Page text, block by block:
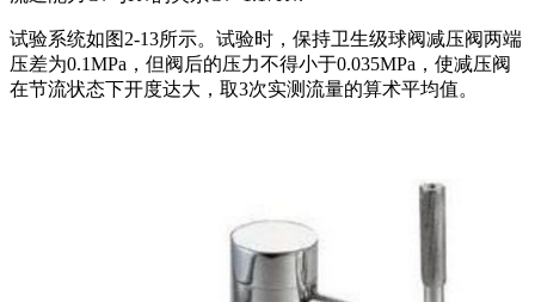
试验系统如图2-13所示。试验时，保持卫生级球阀减压阀两端
压差为0.1MPa，但阀后的压力不得小于0.035MPa，使减压阀
在节流状态下开度达大，取3次实测流量的算术平均值。